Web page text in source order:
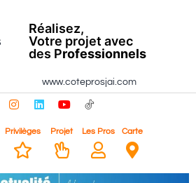
Réalisez,
Votre projet avec
des Professionnels
www.coteprosjai.com
Privilèges Projet Les Pros Carte